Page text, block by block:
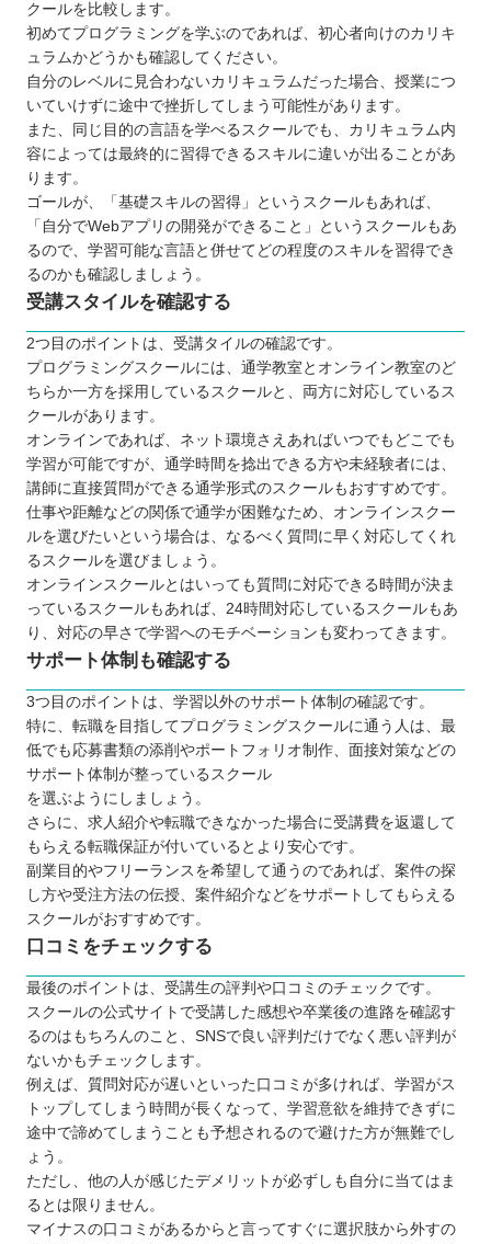
クールを比較します。
初めてプログラミングを学ぶのであれば、初心者向けのカリキ
ュラムかどうかも確認してください。
自分のレベルに見合わないカリキュラムだった場合、授業につ
いていけずに途中で挫折してしまう可能性があります。
また、同じ目的の言語を学べるスクールでも、カリキュラム内
容によっては最終的に習得できるスキルに違いが出ることがあ
ります。
ゴールが、「基礎スキルの習得」というスクールもあれば、
「自分でWebアプリの開発ができること」というスクールもあ
るので、学習可能な言語と併せてどの程度のスキルを習得でき
るのかも確認しましょう。
受講スタイルを確認する
2つ目のポイントは、受講タイルの確認です。
プログラミングスクールには、通学教室とオンライン教室のど
ちらか一方を採用しているスクールと、両方に対応しているス
クールがあります。
オンラインであれば、ネット環境さえあればいつでもどこでも
学習が可能ですが、通学時間を捻出できる方や未経験者には、
講師に直接質問ができる通学形式のスクールもおすすめです。
仕事や距離などの関係で通学が困難なため、オンラインスクー
ルを選びたいという場合は、なるべく質問に早く対応してくれ
るスクールを選びましょう。
オンラインスクールとはいっても質問に対応できる時間が決ま
っているスクールもあれば、24時間対応しているスクールもあ
り、対応の早さで学習へのモチベーションも変わってきます。
サポート体制も確認する
3つ目のポイントは、学習以外のサポート体制の確認です。
特に、転職を目指してプログラミングスクールに通う人は、最
低でも応募書類の添削やポートフォリオ制作、面接対策などの
サポート体制が整っているスクール
を選ぶようにしましょう。
さらに、求人紹介や転職できなかった場合に受講費を返還して
もらえる転職保証が付いているとより安心です。
副業目的やフリーランスを希望して通うのであれば、案件の探
し方や受注方法の伝授、案件紹介などをサポートしてもらえる
スクールがおすすめです。
口コミをチェックする
最後のポイントは、受講生の評判や口コミのチェックです。
スクールの公式サイトで受講した感想や卒業後の進路を確認す
るのはもちろんのこと、SNSで良い評判だけでなく悪い評判が
ないかもチェックします。
例えば、質問対応が遅いといった口コミが多ければ、学習がス
トップしてしまう時間が長くなって、学習意欲を維持できずに
途中で諦めてしまうことも予想されるので避けた方が無難でし
ょう。
ただし、他の人が感じたデメリットが必ずしも自分に当てはま
るとは限りません。
マイナスの口コミがあるからと言ってすぐに選択肢から外すの